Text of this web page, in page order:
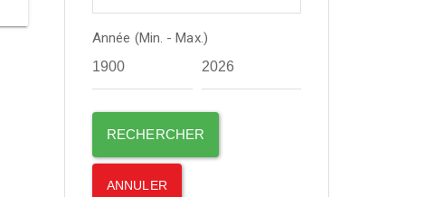
Année (Min. - Max.)